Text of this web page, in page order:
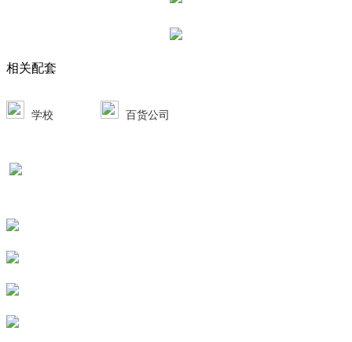
相关配套
学校 百货公司